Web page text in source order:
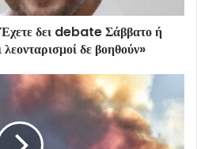
δει debate Σάββατο ή
δε βοηθούν»